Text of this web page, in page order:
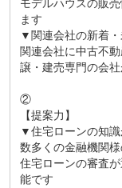
モデルハウスの販
ます
▼関連会社の新着
関連会社に中古不
譲・建売専門の会
②
【提案力】
▼住宅ローンの知識
数多くの金融機関
住宅ローンの審査
能です